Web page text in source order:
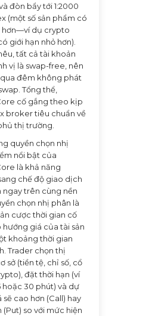
đòn bẩy tới 1:2000
(một số sản phẩm có
hơn—ví dụ crypto
giới hạn nhỏ hơn).
tất cả tài khoản
vị là swap-free, nên
đêm không phát
Tổng thể,
cố gắng theo kịp
broker tiêu chuẩn về
thị trường.
quyền chọn nhị
nổi bật của
là khả năng
chế độ giao dịch
ngay trên cùng nền
chọn nhị phân là
cược thời gian cố
hướng giá của tài sản
khoảng thời gian
Trader chọn thị
sở (tiền tệ, chỉ số, cổ
đặt thời hạn (ví
hoặc 30 phút) và dự
cao hơn (Call) hay
(Put) so với mức hiện